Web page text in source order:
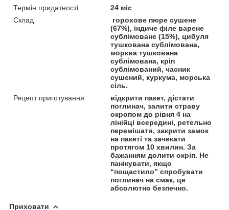
Термін придатності
24 міс
Склад
горохове пюре сушене
(67%), індиче філе варене
сублімоване (15%), цибуля
тушкована сублімована,
морква тушкована
сублімована, кріп
сублімований, часник
сушений, куркума, морська
сіль.
Рецепт приготування
відкрити пакет, дістати
поглинач, залити страву
окропом до рівня 4 на
лінійці всередині, ретельно
перемішати, закрити замок
на пакеті та зачекати
протягом 10 хвилин. За
бажанням долити окріп. Не
панікувати, якщо
“пощастило” спробувати
поглинач на смак, це
абсолютно безпечно.
Приховати